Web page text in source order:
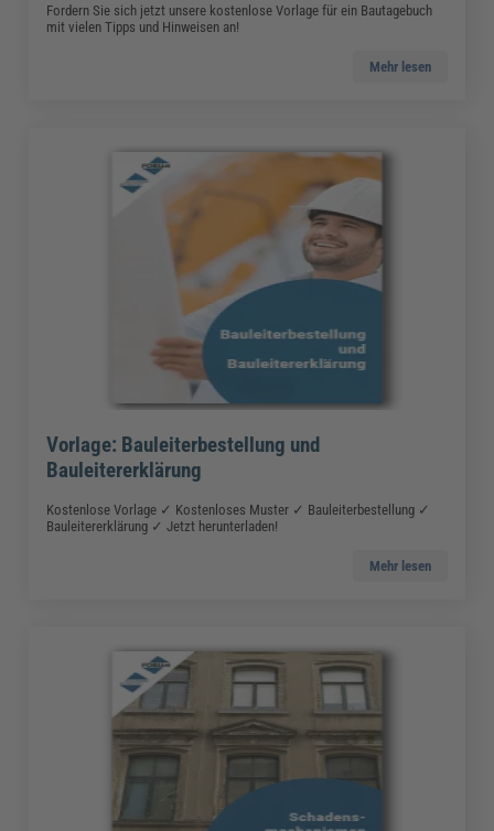
Fordern Sie sich jetzt unsere kostenlose Vorlage für ein Bautagebuch
mit vielen Tipps und Hinweisen an!
Mehr lesen
Vorlage: Bauleiterbestellung und
Bauleitererklärung
Kostenlose Vorlage ✓ Kostenloses Muster ✓ Bauleiterbestellung ✓
Bauleitererklärung ✓ Jetzt herunterladen!
Mehr lesen